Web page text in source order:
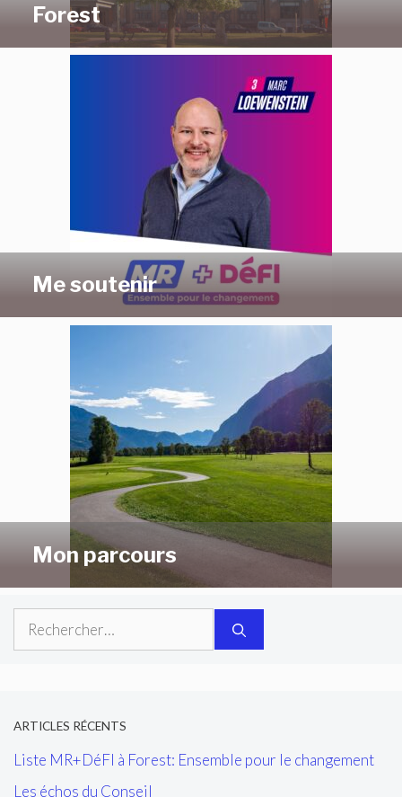
Forest
Me soutenir
Mon parcours
Rechercher :
ARTICLES RÉCENTS
Liste MR+DéFI à Forest: Ensemble pour le changement
Les échos du Conseil